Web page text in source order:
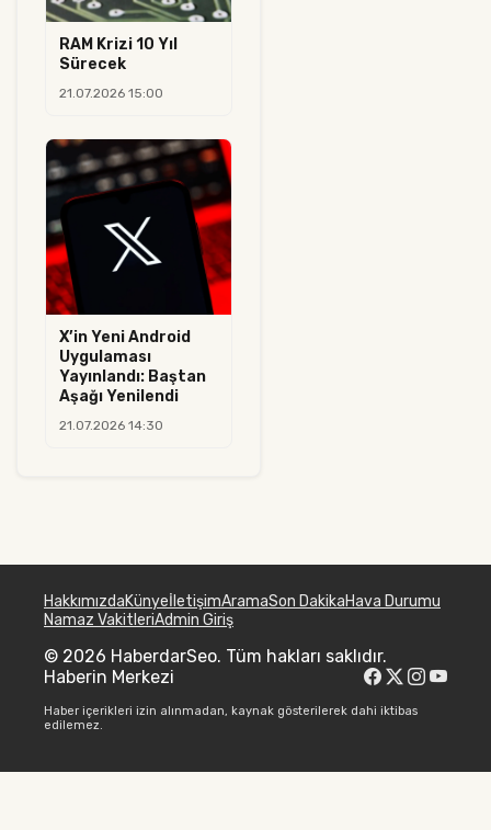
RAM Krizi 10 Yıl
Sürecek
21.07.2026 15:00
X’in Yeni Android
Uygulaması
Yayınlandı: Baştan
Aşağı Yenilendi
21.07.2026 14:30
HakkımızdaKünyeİletişimAramaSon DakikaHava Durumu
Namaz VakitleriAdmin Giriş
© 2026 HaberdarSeo. Tüm hakları saklıdır.
Haberin Merkezi
Haber içerikleri izin alınmadan, kaynak gösterilerek dahi iktibas
edilemez.